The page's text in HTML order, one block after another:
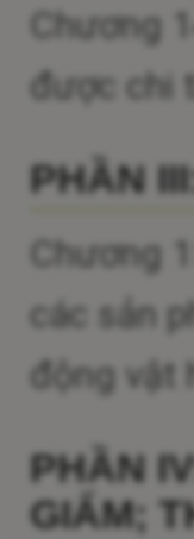
Chương
được chi
PHẦN
Chương
các sản
động vật
PHẦN
GIẤM;